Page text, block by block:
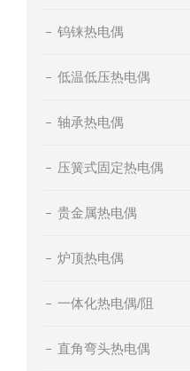
钨铼热电偶
低温低压热电偶
轴承热电偶
压簧式固定热电偶
贵金属热电偶
炉顶热电偶
一体化热电偶/阻
直角弯头热电偶